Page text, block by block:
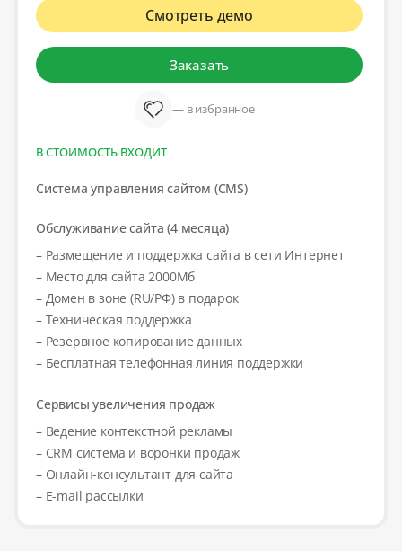
Смотреть демо
Заказать
— в избранное
В СТОИМОСТЬ ВХОДИТ
Система управления сайтом (CMS)
Обслуживание сайта (4 месяца)
– Размещение и поддержка сайта в сети Интернет
– Место для сайта 2000Мб
– Домен в зоне (RU/РФ) в подарок
– Техническая поддержка
– Резервное копирование данных
– Бесплатная телефонная линия поддержки
Сервисы увеличения продаж
– Ведение контекстной рекламы
– CRM система и воронки продаж
– Онлайн-консультант для сайта
– E-mail рассылки